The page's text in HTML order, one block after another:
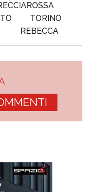
TORINO
REBECCA